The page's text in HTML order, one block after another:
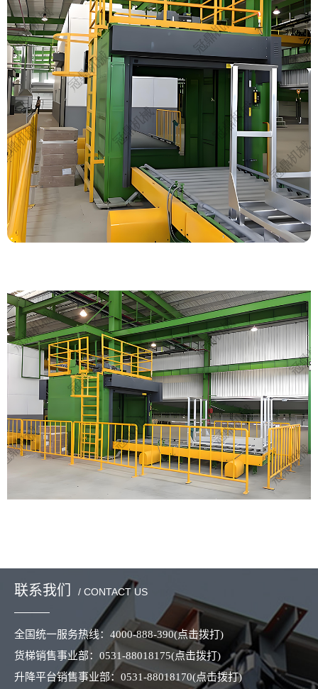
联系我们 / CONTACT US
全国统一服务热线： 4000-888-390(点击拨打)
货梯销售事业部： 0531-88018175(点击拨打)
升降平台销售事业部： 0531-88018170(点击拨打)